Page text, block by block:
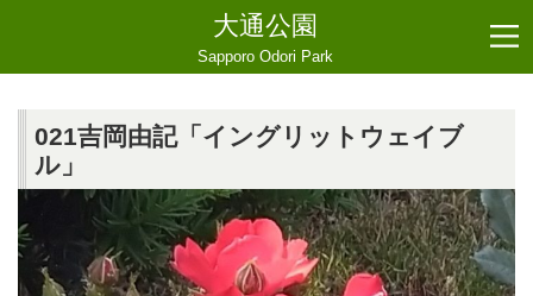
大通公園
Sapporo Odori Park
021吉岡由記「イングリットウェイブ
ル」